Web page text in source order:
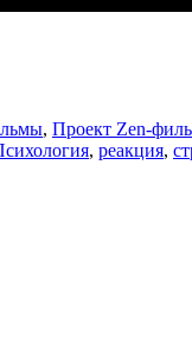
, Проект Zen-
, реакция,